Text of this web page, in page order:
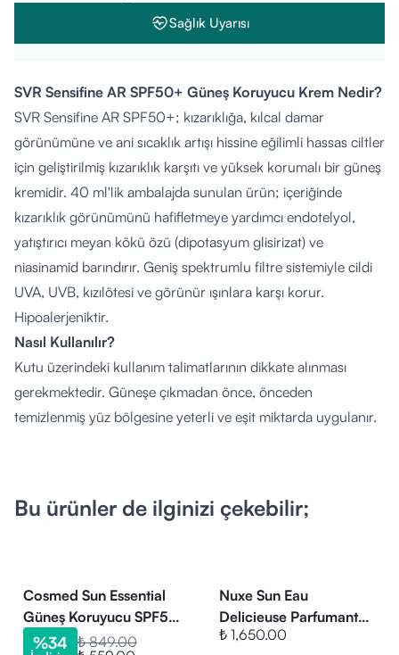
Sağlık Uyarısı
SVR Sensifine AR SPF50+ Güneş Koruyucu Krem Nedir?
SVR Sensifine AR SPF50+; kızarıklığa, kılcal damar
görünümüne ve ani sıcaklık artışı hissine eğilimli hassas ciltler
için geliştirilmiş kızarıklık karşıtı ve yüksek korumalı bir güneş
kremidir. 40 ml'lik ambalajda sunulan ürün; içeriğinde
kızarıklık görünümünü hafifletmeye yardımcı endotelyol,
yatıştırıcı meyan kökü özü (dipotasyum glisirizat) ve
niasinamid barındırır. Geniş spektrumlu filtre sistemiyle cildi
UVA, UVB, kızılötesi ve görünür ışınlara karşı korur.
Hipoalerjeniktir.
Nasıl Kullanılır?
Kutu üzerindeki kullanım talimatlarının dikkate alınması
gerekmektedir. Güneşe çıkmadan önce, önceden
temizlenmiş yüz bölgesine yeterli ve eşit miktarda uygulanır.
uygulama sıklıkla tekrarlanmalıdır.
geçici kızarıklık, yanma ve kılcal damar belirginleşmesi
problemi yaşayan, aynı zamanda çok yüksek güneş
koruması arayan gençlerin ve yetişkinlerin kullanımına
Bu ürünler de ilginizi çekebilir;
Cosmed Sun Essential
Güneş Koruyucu SPF50
Sun Serum 30 ml
%34 ₺ 849.00
Nuxe Sun Eau
Delicieuse Parfumante
100ml
₺ 1,650.00